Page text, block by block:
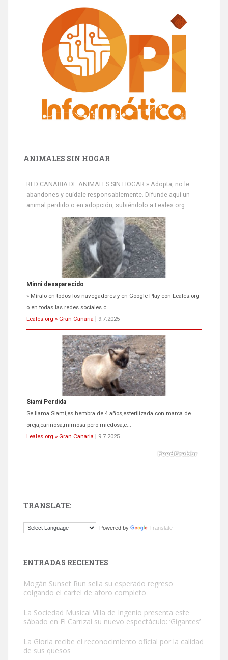
ANIMALES SIN HOGAR
RED CANARIA DE ANIMALES SIN HOGAR » Adopta, no le
abandones y cuídale responsablemente. Difunde aquí un
animal perdido o en adopción, subiéndolo a Leales.org
Minni desaparecido
» Míralo en todos los navegadores y en Google Play con Leales.org
o en todas las redes sociales c...
Leales.org » Gran Canaria
9.7.2025
Siami Perdida
Se llama Siami,es hembra de 4 años,esterilizada con marca de
oreja,cariñosa,mimosa pero miedosa,e...
Leales.org » Gran Canaria
9.7.2025
El ayuntamiento se va a llevar a Los Gatos callejeros de la zona los
Este gato macho ha aparecido en la calle hace menos de un mes,
TRANSLATE:
Powered by Translate
ENTRADAS RECIENTES
Mogán Sunset Run sella su esperado regreso
colgando el cartel de aforo completo
La Sociedad Musical Villa de Ingenio presenta este
sábado en El Carrizal su nuevo espectáculo: ‘Gigantes’
La Gloria recibe el reconocimiento oficial por la calidad
de sus quesos